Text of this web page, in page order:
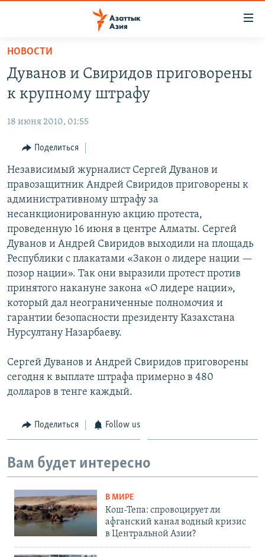
Вернуться
основному
содержанию
Вернутся
навигации
Вернутся
поиску
УЗБЕКИСТАН
ТАДЖИКИСТАН
НОВОСТИ
ВОЙНА В УКРАИНЕ
НА ДРУГИХ ЯЗЫКАХ
ҚАЗАҚША
КЫРГЫЗЧА
ТОҶИКӢ
TÜRKMENÇE
Все сайты РСЕ/РС
НОВОСТИ
Дуванов и Свиридов приговорены
к крупному штрафу
18 июня 2010, 01:55
Поделиться
Независимый журналист Сергей Дуванов и
правозащитник Андрей Свиридов приговорены к
административному штрафу за
несанкционированную акцию протеста,
проведенную 16 июня в центре Алматы. Сергей
Дуванов и Андрей Свиридов выходили на площадь
Республики с плакатами «Закон о лидере нации —
позор нации». Так они выразили протест против
принятого накануне закона «О лидере нации»,
который дал неограниченные полномочия и
гарантии безопасности президенту Казахстана
Нурсултану Назарбаеву.
Сергей Дуванов и Андрей Свиридов приговорены
сегодня к выплате штрафа примерно в 480
долларов в тенге каждый.
Поделиться Follow us
Вам будет интересно
В МИРЕ
Кош-Тепа: спровоцирует ли
афганский канал водный кризис
в Центральной Азии?